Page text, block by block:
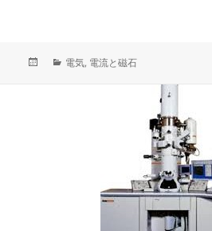
カ
電気, 電流と磁石